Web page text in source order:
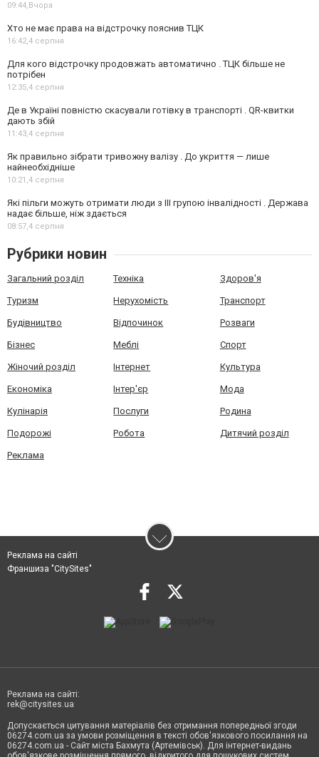
09:44,Вчора
Хто не має права на відстрочку пояснив ТЦК
16:42,4 серпня
Для кого відстрочку продовжать автоматично . ТЦК більше не
потрібен
12:35,4 серпня
Де в Україні повністю скасували готівку в транспорті . QR-квитки
дають збій
11:43,4 серпня
Як правильно зібрати тривожну валізу . До укриття — лише
найнеобхідніше
10:21,4 серпня
Які пільги можуть отримати люди з III групою інвалідності . Держава
надає більше, ніж здається
08:57,4 серпня
Рубрики новин
Загальний розділ Техніка Здоров'я
Туризм Нерухомість Транспорт
Будівництво Відпочинок Розваги
Бізнес Меблі Спорт
Жіночий розділ Інтернет Культура
Економіка Інтер'єр Мода
Кулінарія Послуги Родина
Подорожі Робота Дитячий розділ
Реклама
Реклама на сайті
Франшиза "CitySites"
Реклама на сайті:
rek@citysites.ua
Допускається цитування матеріалів без отримання попередньої згоди
06274.com.ua за умови розміщення в тексті обов'язкового посилання на
06274.com.ua - Сайт міста Бахмута (Артемівськ). Для інтернет-видань